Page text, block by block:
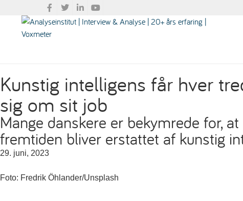
Kunstig intelligens får hver
sig om sit job
Mange danskere er bekymrede for,
fremtiden bliver erstattet af kunstig
29. juni, 2023
Foto: Fredrik Öhlander/Unsplash